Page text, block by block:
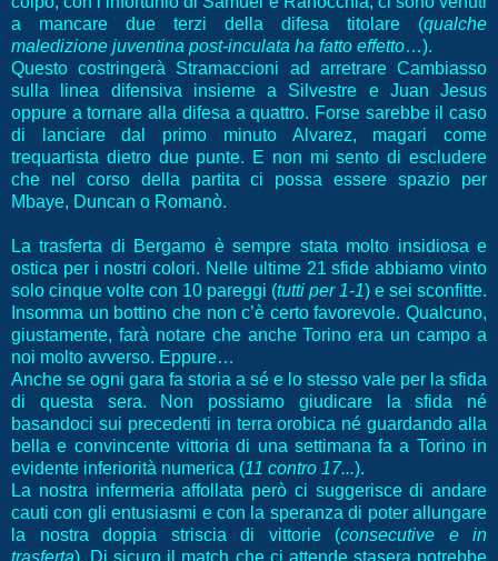
a mancare due terzi della difesa titolare (qualche
maledizione juventina post-inculata ha fatto effetto…).
Questo costringerà Stramaccioni ad arretrare Cambiasso
sulla linea difensiva insieme a Silvestre e Juan Jesus
oppure a tornare alla difesa a quattro. Forse sarebbe il caso
di lanciare dal primo minuto Alvarez, magari come
trequartista dietro due punte. E non mi sento di escludere
che nel corso della partita ci possa essere spazio per
Mbaye, Duncan o Romanò.
La trasferta di Bergamo è sempre stata molto insidiosa e
ostica per i nostri colori. Nelle ultime 21 sfide abbiamo vinto
solo cinque volte con 10 pareggi (tutti per 1-1) e sei sconfitte.
Insomma un bottino che non c’è certo favorevole. Qualcuno,
giustamente, farà notare che anche Torino era un campo a
noi molto avverso. Eppure…
Anche se ogni gara fa storia a sé e lo stesso vale per la sfida
di questa sera. Non possiamo giudicare la sfida né
basandoci sui precedenti in terra orobica né guardando alla
bella e convincente vittoria di una settimana fa a Torino in
evidente inferiorità numerica (11 contro 17...).
La nostra infermeria affollata però ci suggerisce di andare
cauti con gli entusiasmi e con la speranza di poter allungare
la nostra doppia striscia di vittorie (consecutive e in